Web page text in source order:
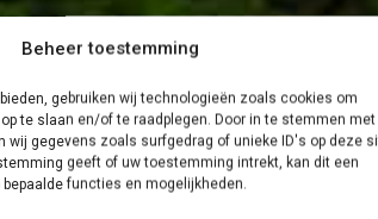
Beheer toestemming
gebruiken wij technologieën zoals cookies om
te slaan en/of te raadplegen. Door in te stemmen met
wij gegevens zoals surfgedrag of unieke ID's op deze
geeft of uw toestemming intrekt, kan dit een
functies en mogelijkheden.